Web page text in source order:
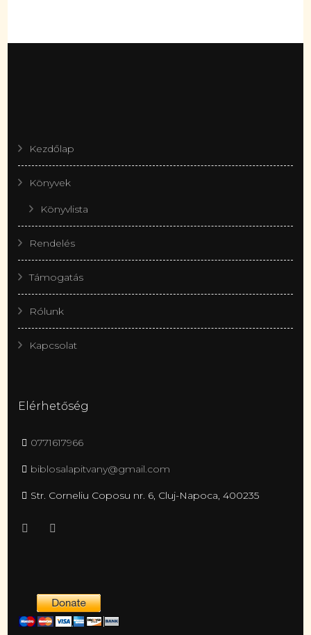
Kezdőlap
Könyvek
Könyvlista
Rendelés
Támogatás
Rólunk
Kapcsolat
Elérhetőség
0771617966
biblosalapitvany@gmail.com
Str. Corneliu Coposu nr. 6, Cluj-Napoca, 400235